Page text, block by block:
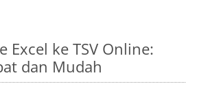
Excel ke TSV Online:
dan Mudah